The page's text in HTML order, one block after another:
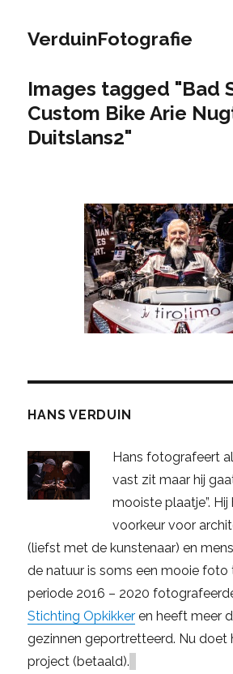
VerduinFotografie
Images tagged "Bad
Custom Bike Arie
Duitslans2"
HANS VERDUIN
Hans fotografeert
vast zit maar hij
mooiste plaatje”.
voorkeur voor
(liefst met de kunstenaar) en
de natuur is soms een mooie foto
periode 2016 – 2020
Stichting Opkikker en heeft meer
gezinnen geportretteerd. Nu doet
project (betaald).